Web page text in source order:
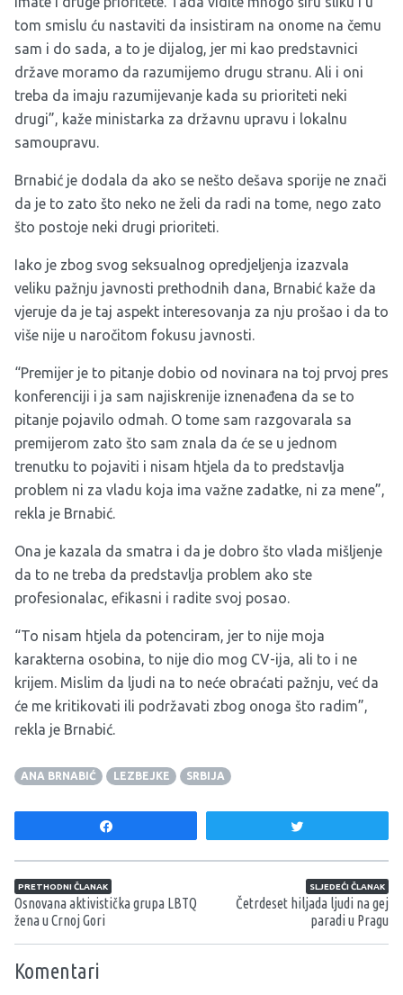
tom smislu ću nastaviti da insistiram na onome na čemu
sam i do sada, a to je dijalog, jer mi kao predstavnici
države moramo da razumijemo drugu stranu. Ali i oni
treba da imaju razumijevanje kada su prioriteti neki
drugi”, kaže ministarka za državnu upravu i lokalnu
samoupravu.
Brnabić je dodala da ako se nešto dešava sporije ne znači
da je to zato što neko ne želi da radi na tome, nego zato
što postoje neki drugi prioriteti.
Iako je zbog svog seksualnog opredjeljenja izazvala
veliku pažnju javnosti prethodnih dana, Brnabić kaže da
vjeruje da je taj aspekt interesovanja za nju prošao i da to
više nije u naročitom fokusu javnosti.
“Premijer je to pitanje dobio od novinara na toj prvoj pres
konferenciji i ja sam najiskrenije iznenađena da se to
pitanje pojavilo odmah. O tome sam razgovarala sa
premijerom zato što sam znala da će se u jednom
trenutku to pojaviti i nisam htjela da to predstavlja
problem ni za vladu koja ima važne zadatke, ni za mene”,
rekla je Brnabić.
Ona je kazala da smatra i da je dobro što vlada mišljenje
da to ne treba da predstavlja problem ako ste
profesionalac, efikasni i radite svoj posao.
“To nisam htjela da potenciram, jer to nije moja
karakterna osobina, to nije dio mog CV-ija, ali to i ne
krijem. Mislim da ljudi na to neće obraćati pažnju, već da
će me kritikovati ili podržavati zbog onoga što radim”,
rekla je Brnabić.
ANA BRNABIĆ LEZBEJKE SRBIJA
Navigacija članaka
PRETHODNI ČLANAK
Osnovana aktivistička grupa LBTQ
žena u Crnoj Gori
SLJEDEĆI ČLANAK
Četrdeset hiljada ljudi na gej
paradi u Pragu
Komentari